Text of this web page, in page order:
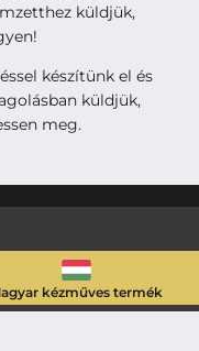
küldjük,
készítünk el és
küldjük,
meg.
kézműves termék